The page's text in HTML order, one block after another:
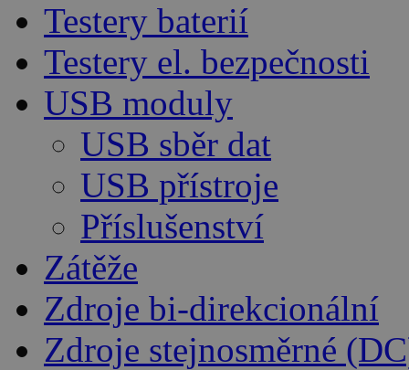
Testery baterií
Testery el. bezpečnosti
USB moduly
USB sběr dat
USB přístroje
Příslušenství
Zátěže
Zdroje bi-direkcionální
Zdroje stejnosměrné